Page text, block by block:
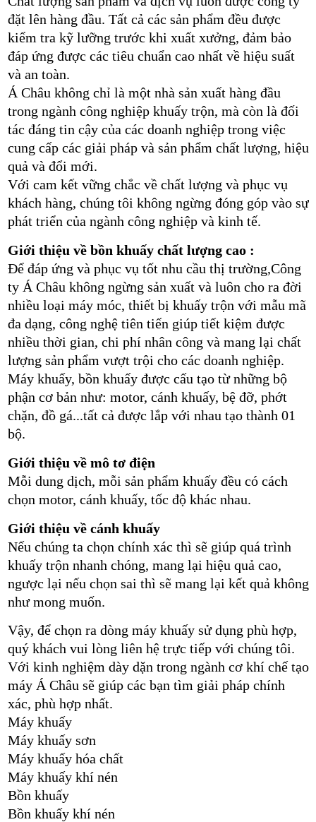
đặt lên hàng đầu. Tất cả các sản phẩm đều được
kiểm tra kỹ lưỡng trước khi xuất xưởng, đảm bảo
đáp ứng được các tiêu chuẩn cao nhất về hiệu suất
và an toàn.
Á Châu không chỉ là một nhà sản xuất hàng đầu
trong ngành công nghiệp khuấy trộn, mà còn là đối
tác đáng tin cậy của các doanh nghiệp trong việc
cung cấp các giải pháp và sản phẩm chất lượng, hiệu
quả và đổi mới.
Với cam kết vững chắc về chất lượng và phục vụ
khách hàng, chúng tôi không ngừng đóng góp vào sự
phát triển của ngành công nghiệp và kinh tế.
Giới thiệu về bồn khuấy chất lượng cao :
Để đáp ứng và phục vụ tốt nhu cầu thị trường,Công
ty Á Châu không ngừng sản xuất và luôn cho ra đời
nhiều loại máy móc, thiết bị khuấy trộn với mẫu mã
đa dạng, công nghệ tiên tiến giúp tiết kiệm được
nhiều thời gian, chi phí nhân công và mang lại chất
lượng sản phẩm vượt trội cho các doanh nghiệp.
Máy khuấy, bồn khuấy được cấu tạo từ những bộ
phận cơ bản như: motor, cánh khuấy, bệ đỡ, phớt
chặn, đồ gá...tất cả được lắp với nhau tạo thành 01
bộ.
Giới thiệu về mô tơ điện
Mỗi dung dịch, mỗi sản phẩm khuấy đều có cách
chọn motor, cánh khuấy, tốc độ khác nhau.
Giới thiệu về cánh khuấy
Nếu chúng ta chọn chính xác thì sẽ giúp quá trình
khuấy trộn nhanh chóng, mang lại hiệu quả cao,
ngược lại nếu chọn sai thì sẽ mang lại kết quả không
như mong muốn.
Vậy, để chọn ra dòng máy khuấy sử dụng phù hợp,
quý khách vui lòng liên hệ trực tiếp với chúng tôi.
Với kinh nghiệm dày dặn trong ngành cơ khí chế tạo
máy Á Châu sẽ giúp các bạn tìm giải pháp chính
xác, phù hợp nhất.
Máy khuấy
Máy khuấy sơn
Máy khuấy hóa chất
Máy khuấy khí nén
Bồn khuấy
Bồn khuấy khí nén